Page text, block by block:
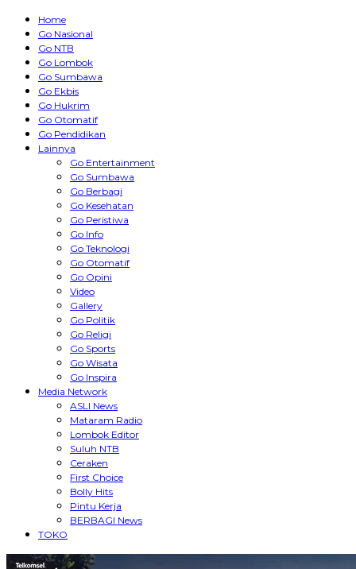
Home
Go Nasional
Go NTB
Go Lombok
Go Sumbawa
Go Ekbis
Go Hukrim
Go Otomatif
Go Pendidikan
Lainnya
Go Entertainment
Go Sumbawa
Go Berbagi
Go Kesehatan
Go Peristiwa
Go Info
Go Teknologi
Go Otomatif
Go Opini
Video
Gallery
Go Politik
Go Religi
Go Sports
Go Wisata
Go Inspira
Media Network
ASLI News
Mataram Radio
Lombok Editor
Suluh NTB
Ceraken
First Choice
Bolly Hits
Pintu Kerja
BERBAGI News
TOKO